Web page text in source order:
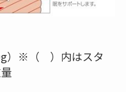
）※（ ）内はスタ